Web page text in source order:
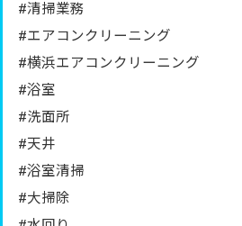
#清掃業務
#エアコンクリーニング
#横浜エアコンクリーニング
#浴室
#洗面所
#天井
#浴室清掃
#大掃除